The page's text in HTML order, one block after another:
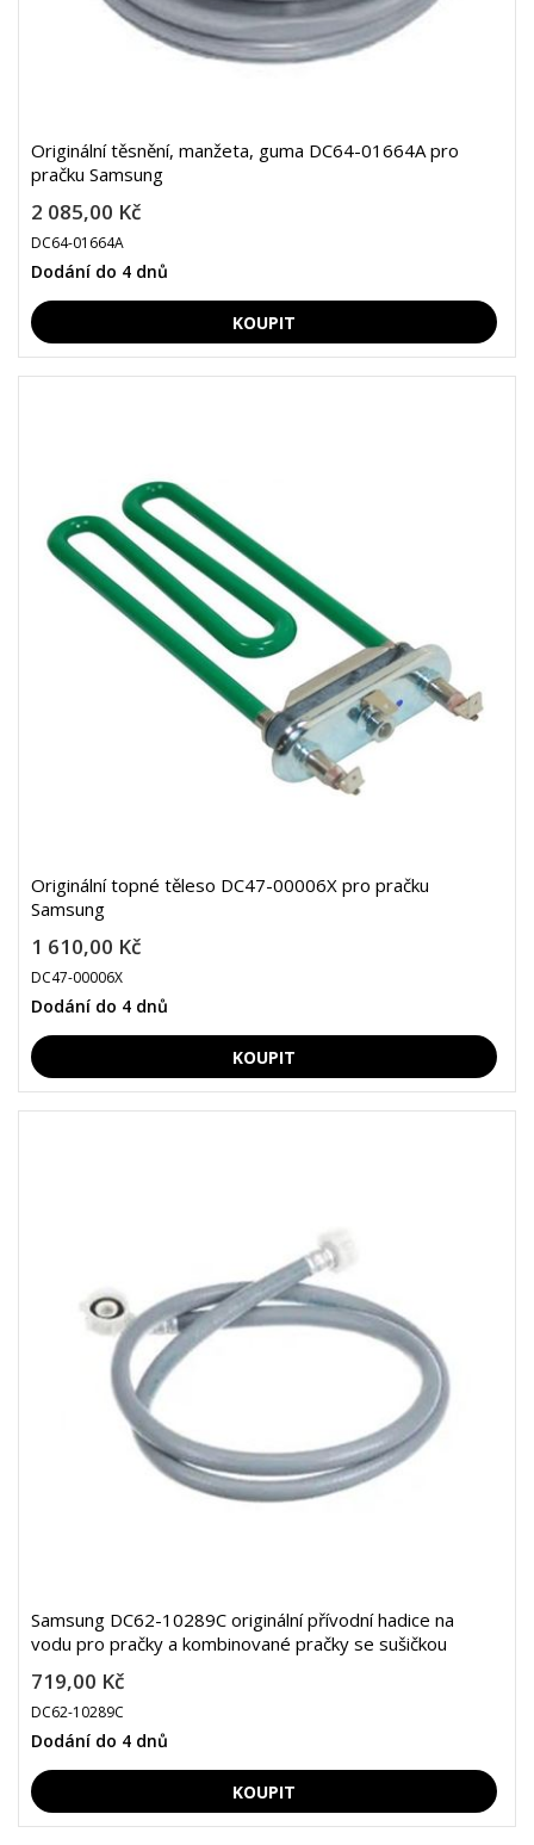
Originální těsnění, manžeta, guma DC64-01664A pro
pračku Samsung
2 085,00 Kč
DC64-01664A
Dodání do 4 dnů
Originální topné těleso DC47-00006X pro pračku
Samsung
1 610,00 Kč
DC47-00006X
Dodání do 4 dnů
Samsung DC62-10289C originální přívodní hadice na
vodu pro pračky a kombinované pračky se sušičkou
719,00 Kč
DC62-10289C
Dodání do 4 dnů